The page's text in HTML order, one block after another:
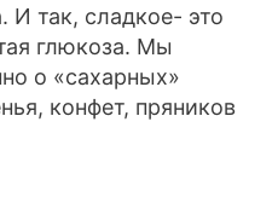
И так, сладкое- это
глюкоза. Мы
о «сахарных»
конфет, пряников